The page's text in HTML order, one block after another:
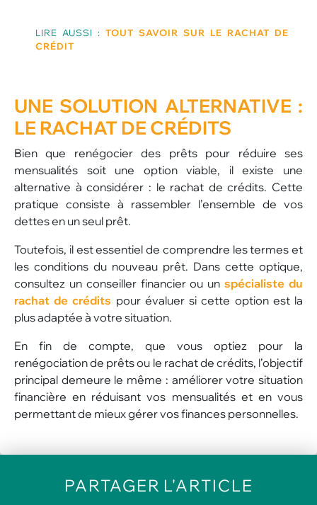
LIRE AUSSI : TOUT SAVOIR SUR LE RACHAT DE
CRÉDIT
UNE SOLUTION ALTERNATIVE :
LE RACHAT DE CRÉDITS
Bien que renégocier des prêts pour réduire ses
mensualités soit une option viable, il existe une
alternative à considérer : le rachat de crédits. Cette
pratique consiste à rassembler l’ensemble de vos
dettes en un seul prêt.
Toutefois, il est essentiel de comprendre les termes et
les conditions du nouveau prêt. Dans cette optique,
consultez un conseiller financier ou unspécialiste du
rachat de crédits pour évaluer si cette option est la
plus adaptée à votre situation.
En fin de compte, que vous optiez pour la
renégociation de prêts ou le rachat de crédits, l’objectif
principal demeure le même : améliorer votre situation
financière en réduisant vos mensualités et en vous
permettant de mieux gérer vos finances personnelles.
PARTAGER L'ARTICLE